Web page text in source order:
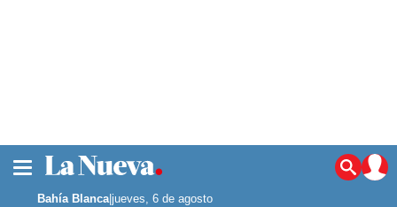
Noticias
La ciudad
Bahía Blanca|jueves, 6 de agosto